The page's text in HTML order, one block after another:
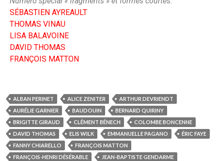
SÉBASTIEN AYREAULT
THOMAS VINAU
LISA BALAVOINE
DAVID THOMAS
FRANÇOIS MATTON
ALBAN PERINET ALICE ZENITER
ARTHUR DEVRIENDT
AURÉLIE GARNIER
BAUDOUIN
BERNARD QUIRINY
BRIGITTE GIRAUD
CLÉMENT BÉNECH
COLOMBE BONCENNE
DAVID THOMAS
ELIS WILK EMMANUELLE PAGANO
ÉRIC FAYE
FANNY CHIARELLO
FRANÇOIS MATTON
FRANÇOIS-HENRI DÉSÉRABLE
JEAN-BAPTISTE GENDARME